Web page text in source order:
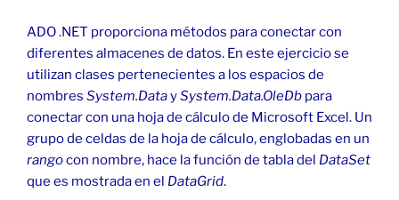
y
VB)»
ADO .NET proporciona métodos para conectar con
diferentes almacenes de datos. En este ejercicio se
utilizan clases pertenecientes a los espacios de
nombres System.DataySystem.Data.OleDb para
conectar con una hoja de cálculo de Microsoft Excel. Un
grupo de celdas de la hoja de cálculo, englobadas en un
rangocon nombre, hace la función de tabla del DataSet
que es mostrada en el DataGrid.